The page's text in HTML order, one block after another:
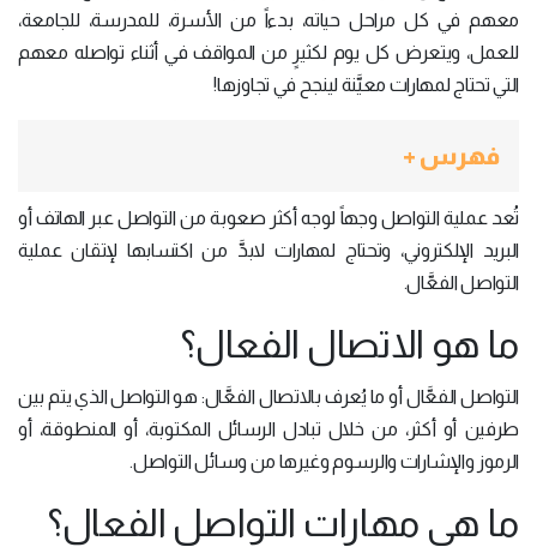
معهم في كل مراحل حياته، بدءاً من الأسرة، للمدرسة، للجامعة،
للعمل، ويتعرض كل يوم لكثيرٍ من المواقف في أثناء تواصله معهم
التي تحتاج لمهارات معيَّنة لينجح في تجاوزها!
فهرس +
تُعد عملية التواصل وجهاً لوجه أكثر صعوبة من التواصل عبر الهاتف أو
البريد الإلكتروني، وتحتاج لمهارات لابدَّ من اكتسابها لإتقان عملية
التواصل الفعَّال.
ما هو الاتصال الفعال؟
التواصل الفعَّال أو ما يُعرف بالاتصال الفعَّال: هو التواصل الذي يتم بين
طرفين أو أكثر، من خلال تبادل الرسائل المكتوبة، أو المنطوقة، أو
الرموز والإشارات والرسوم وغيرها من وسائل التواصل.
ما هي مهارات التواصل الفعال؟